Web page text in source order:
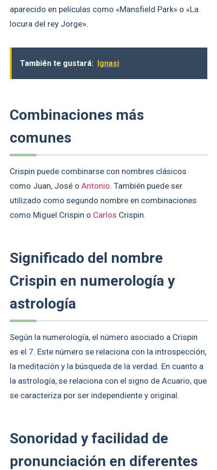
aparecido en películas como «Mansfield Park» o «La
locura del rey Jorge».
También te gustará: Ignasi
Combinaciones más
comunes
Crispin puede combinarse con nombres clásicos
como Juan, José o Antonio. También puede ser
utilizado como segundo nombre en combinaciones
como Miguel Crispin o Carlos Crispin.
Significado del nombre
Crispin en numerología y
astrología
Según la numerología, el número asociado a Crispin
es el 7. Este número se relaciona con la introspección,
la meditación y la búsqueda de la verdad. En cuanto a
la astrología, se relaciona con el signo de Acuario, que
se caracteriza por ser independiente y original.
Sonoridad y facilidad de
pronunciación en diferentes